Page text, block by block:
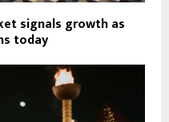
signals growth as
today